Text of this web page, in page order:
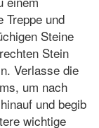
Treppe und
Steine
Stein
Verlasse die
um nach
und begib
wichtige